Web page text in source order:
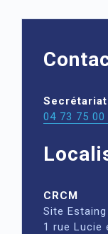
Secrétariat
04 73 75 00
CRCM
Site Estaing
1 rue Lucie